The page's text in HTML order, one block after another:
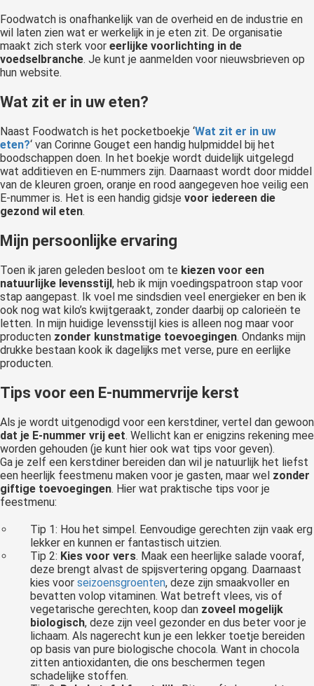
Foodwatch is onafhankelijk van de overheid en de industrie en
wil laten zien wat er werkelijk in je eten zit. De organisatie
maakt zich sterk voor eerlijke voorlichting in de
voedselbranche. Je kunt je aanmelden voor nieuwsbrieven op
hun website.
Wat zit er in uw eten?
Naast Foodwatch is het pocketboekje ‘Wat zit er in uw
eten?‘ van Corinne Gouget een handig hulpmiddel bij het
boodschappen doen. In het boekje wordt duidelijk uitgelegd
wat additieven en E-nummers zijn. Daarnaast wordt door middel
van de kleuren groen, oranje en rood aangegeven hoe veilig een
E-nummer is. Het is een handig gidsje voor iedereen die
gezond wil eten.
Mijn persoonlijke ervaring
Toen ik jaren geleden besloot om te kiezen voor een
natuurlijke levensstijl , heb ik mijn voedingspatroon stap voor
stap aangepast. Ik voel me sindsdien veel energieker en ben ik
ook nog wat kilo’s kwijtgeraakt, zonder daarbij op calorieën te
letten. In mijn huidige levensstijl kies is alleen nog maar voor
producten zonder kunstmatige toevoegingen. Ondanks mijn
drukke bestaan kook ik dagelijks met verse, pure en eerlijke
producten.
Tips voor een E-nummervrije kerst
Als je wordt uitgenodigd voor een kerstdiner, vertel dan gewoon
dat je E-nummer vrij eet. Wellicht kan er enigzins rekening mee
worden gehouden (je kunt hier ook wat tips voor geven).
Ga je zelf een kerstdiner bereiden dan wil je natuurlijk het liefst
een heerlijk feestmenu maken voor je gasten, maar wel zonder
giftige toevoegingen. Hier wat praktische tips voor je
feestmenu:
Tip 1: Hou het simpel. Eenvoudige gerechten zijn vaak erg
lekker en kunnen er fantastisch uitzien.
Tip 2: Kies voor vers. Maak een heerlijke salade vooraf,
deze brengt alvast de spijsvertering opgang. Daarnaast
kies voorseizoensgroenten, deze zijn smaakvoller en
bevatten volop vitaminen. Wat betreft vlees, vis of
vegetarische gerechten, koop dan zoveel mogelijk
biologisch, deze zijn veel gezonder en dus beter voor je
lichaam. Als nagerecht kun je een lekker toetje bereiden
op basis van pure biologische chocola. Want in chocola
zitten antioxidanten, die ons beschermen tegen
schadelijke stoffen.